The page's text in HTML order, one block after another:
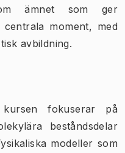
ämnet som ger
moment, med
avbildning.
fokuserar på
beståndsdelar
modeller som